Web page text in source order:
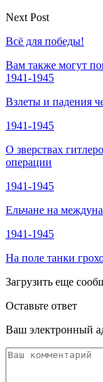
Next Post
Всё для победы!
Вам также могут
1941-1945
Взлеты и падения
1941-1945
О зверствах
операции
1941-1945
Ельчане на
1941-1945
На поле танки
Загрузить еще
Оставьте ответ
Ваш электронный